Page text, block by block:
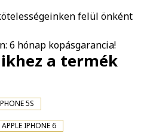
felül önként
6 hónap kopásgarancia!
a termék
5S
APPLE IPHONE 6